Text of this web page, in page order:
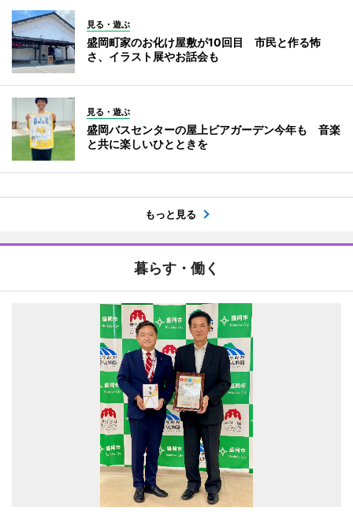
見る・遊ぶ
盛岡町家のお化け屋敷が10回目 市民と作る怖
さ、イラスト展やお話会も
見る・遊ぶ
盛岡バスセンターの屋上ビアガーデン今年も 音楽
と共に楽しいひとときを
もっと見る
暮らす・働く